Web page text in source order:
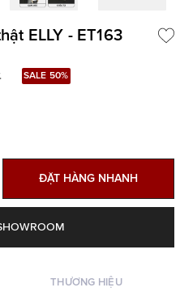
ELLY - ET163
SALE 50%
ĐẶT HÀNG NHANH
THƯƠNG HIỆU